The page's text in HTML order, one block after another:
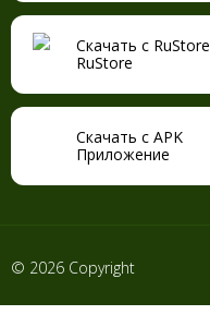
Скачать с RuStore
RuStore
Скачать с APK
Приложение
© 2026 Copyright